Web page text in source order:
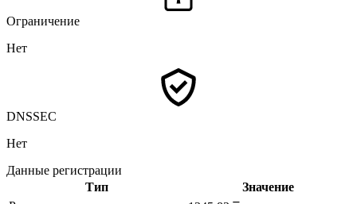
Ограничение
Нет
DNSSEC
Нет
Данные регистрации
Тип
Значение